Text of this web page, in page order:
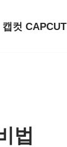
캡컷 CAPCUT
법